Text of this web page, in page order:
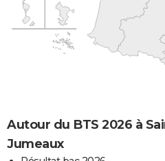
Autour du BTS 2026 à
Jumeaux